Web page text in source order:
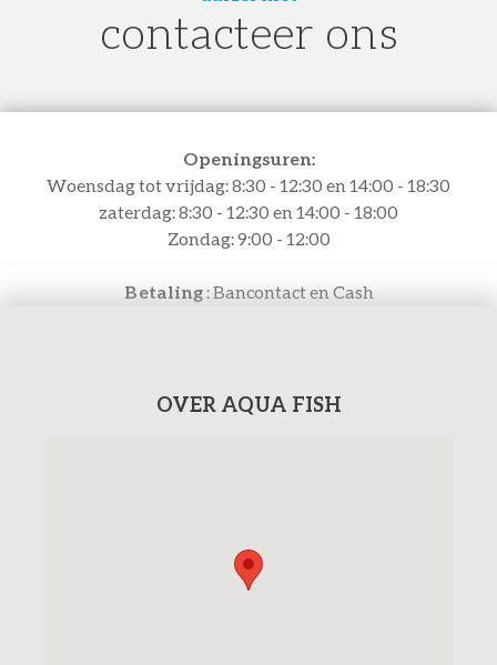
contacteer ons
Openingsuren:
Woensdag tot vrijdag: 8:30 - 12:30 en 14:00 - 18:30
zaterdag: 8:30 - 12:30 en 14:00 - 18:00
Zondag: 9:00 - 12:00
Betaling: Bancontact en Cash
OVER AQUA FISH